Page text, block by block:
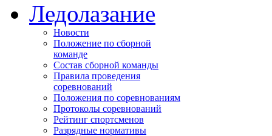
Ледолазание
Новости
Положение по сборной
команде
Состав сборной команды
Правила проведения
соревнований
Положения по соревнованиям
Протоколы соревнований
Рейтинг спортсменов
Разрядные нормативы